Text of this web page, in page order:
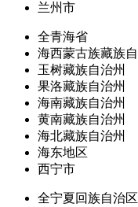
兰州市
全青海省
海西蒙古族藏族
玉树藏族自治州
果洛藏族自治州
海南藏族自治州
黄南藏族自治州
海北藏族自治州
海东地区
西宁市
全宁夏回族自治区